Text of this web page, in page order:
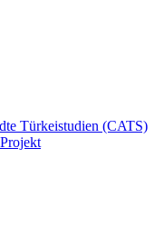
Türkeistudien (CATS)